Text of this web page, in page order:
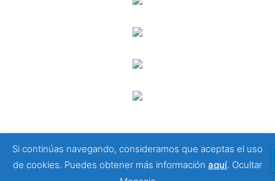
© 2026 Viajeros Sin Límite -. Funciona gracias a
Sydney
Si continúas navegando, consideramos que aceptas el uso
de cookies. Puedes obtener más información aquí. Ocultar